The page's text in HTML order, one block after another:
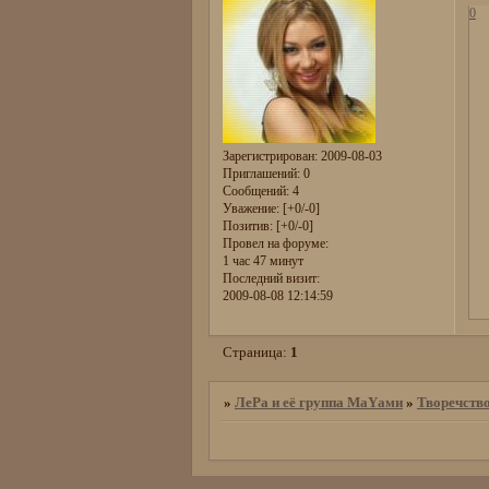
Зарегистрирован: 2009-08-03
Приглашений:0
Сообщений:4
Уважение: [+0/-0]
Позитив: [+0/-0]
Провел на форуме:
1 час 47 минут
Последний визит:
2009-08-08 12:14:59
0
Страница: 1
» ЛеРа и её группа МаYами »